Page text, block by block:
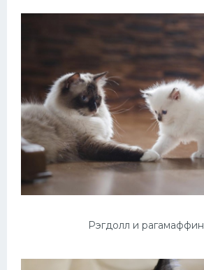
Рэгдолл и рагамаффин